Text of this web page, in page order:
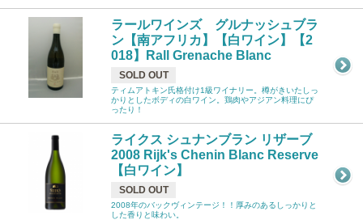
ラールワインズ グルナッシュブラ
ン【南アフリカ】【白ワイン】【2
018】Rall Grenache Blanc
SOLD OUT
ティムアトキン氏格付け1級ワイナリー。樽がきいたしっ
かりとしたボディの白ワイン。鶏肉やアジアン料理にぴ
ったり！
ライクス シュナンブラン リザーブ
2008 Rijk's Chenin Blanc Reserve
【白ワイン】
SOLD OUT
2008年のバックヴィンテージ！！厚みのあるしっかりと
した香りと味わい。